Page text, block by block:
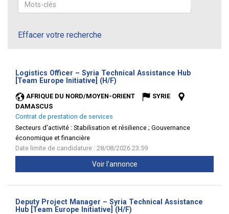
Effacer votre recherche
Logistics Officer – Syria Technical Assistance Hub
[Team Europe Initiative] (H/F)
AFRIQUE DU NORD/MOYEN-ORIENT
SYRIE
DAMASCUS
Contrat de prestation de services
Secteurs d'activité : Stabilisation et résilience ; Gouvernance
économique et financière
Date limite de candidature : 28/08/2026 23:59
Voir l'annonce
Deputy Project Manager – Syria Technical Assistance
Hub [Team Europe Initiative] (H/F)